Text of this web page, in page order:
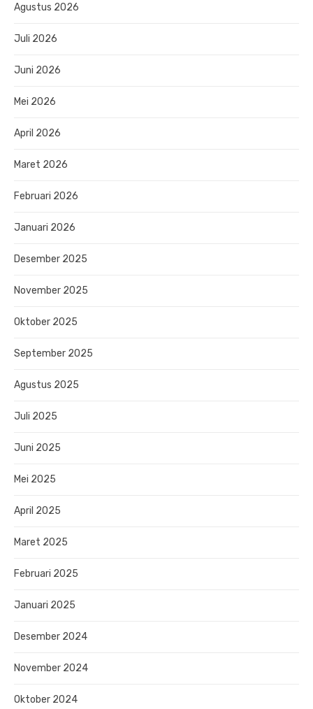
Agustus 2026
Juli 2026
Juni 2026
Mei 2026
April 2026
Maret 2026
Februari 2026
Januari 2026
Desember 2025
November 2025
Oktober 2025
September 2025
Agustus 2025
Juli 2025
Juni 2025
Mei 2025
April 2025
Maret 2025
Februari 2025
Januari 2025
Desember 2024
November 2024
Oktober 2024